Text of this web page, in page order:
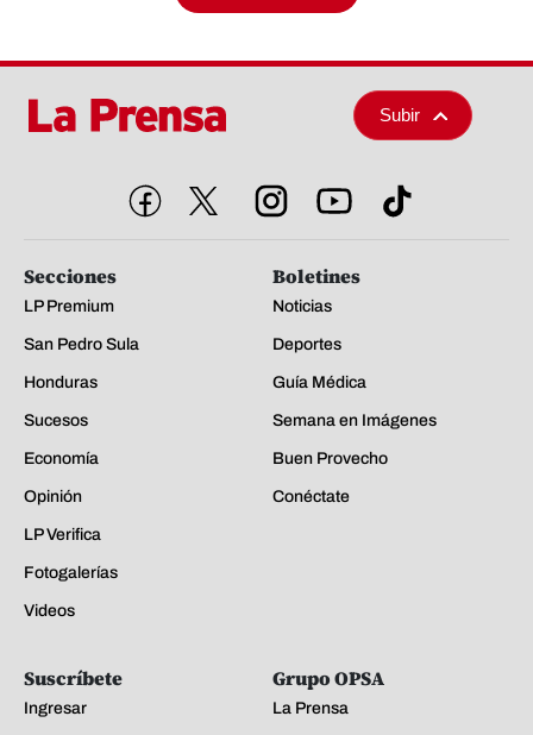
Subir
Secciones
LP Premium
San Pedro Sula
Honduras
Sucesos
Economía
Opinión
LP Verifica
Fotogalerías
Videos
Boletines
Noticias
Deportes
Guía Médica
Semana en Imágenes
Buen Provecho
Conéctate
Suscríbete
Ingresar
Grupo OPSA
La Prensa